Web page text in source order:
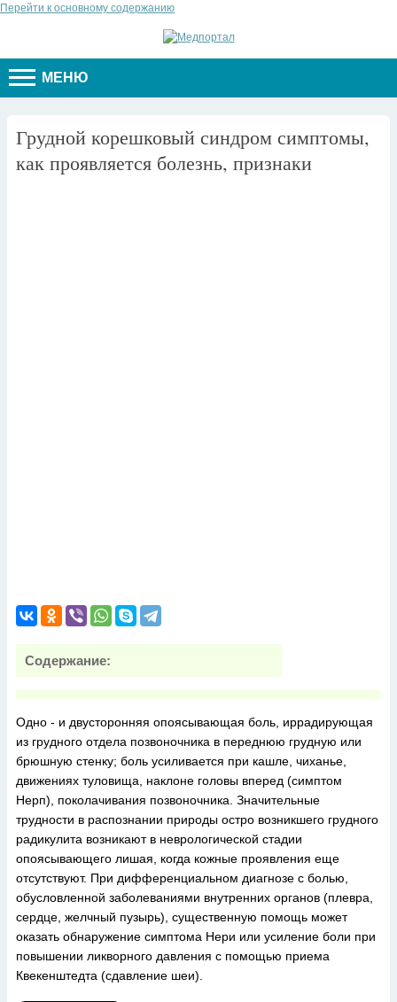
Перейти к основному содержанию
МЕНЮ
Грудной корешковый синдром симптомы,
как проявляется болезнь, признаки
Содержание:
Одно - и двусторонняя опоясывающая боль, иррадирующая
из грудного отдела позвоночника в переднюю грудную или
брюшную стенку; боль усиливается при кашле, чиханье,
движениях туловища, наклоне головы вперед (симптом
Нерп), поколачивания позвоночника. Значительные
трудности в распознании природы остро возникшего грудного
радикулита возникают в неврологической стадии
опоясывающего лишая, когда кожные проявления еще
отсутствуют. При дифференциальном диагнозе с болью,
обусловленной заболеваниями внутренних органов (плевра,
сердце, желчный пузырь), существенную помощь может
оказать обнаружение симптома Нери или усиление боли при
повышении ликворного давления с помощью приема
Квекенштедта (сдавление шеи).